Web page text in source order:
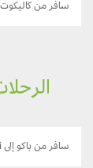
سافر من كاليكوت
سافر من باكو إلى Mumbai